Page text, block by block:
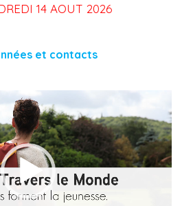
14 AOUT 2026
et contacts